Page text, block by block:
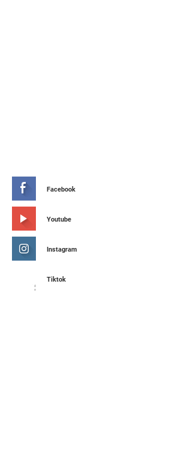
Facebook
Youtube
Instagram
Tiktok